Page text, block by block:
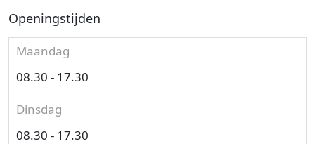
Openingstijden
Maandag
08.30 - 17.30
Dinsdag
08.30 - 17.30